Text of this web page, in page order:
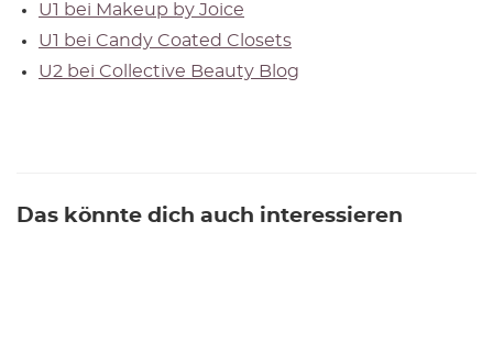
U1 bei Makeup by Joice
U1 bei Candy Coated Closets
U2 bei Collective Beauty Blog
Das könnte dich auch interessieren